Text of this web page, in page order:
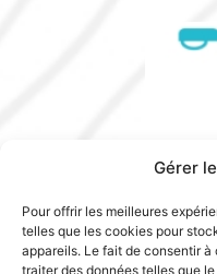
Gérer
Pour offrir les meilleures
telles que les cookies pour
appareils. Le fait de consentir
traiter des données telles que